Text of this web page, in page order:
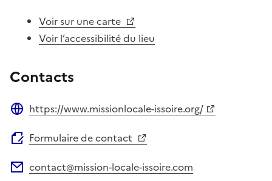
Voir sur une carte
Voir l’accessibilité du lieu
Contacts
https://www.missionlocale-issoire.org/
Formulaire de contact
contact@mission-locale-issoire.com